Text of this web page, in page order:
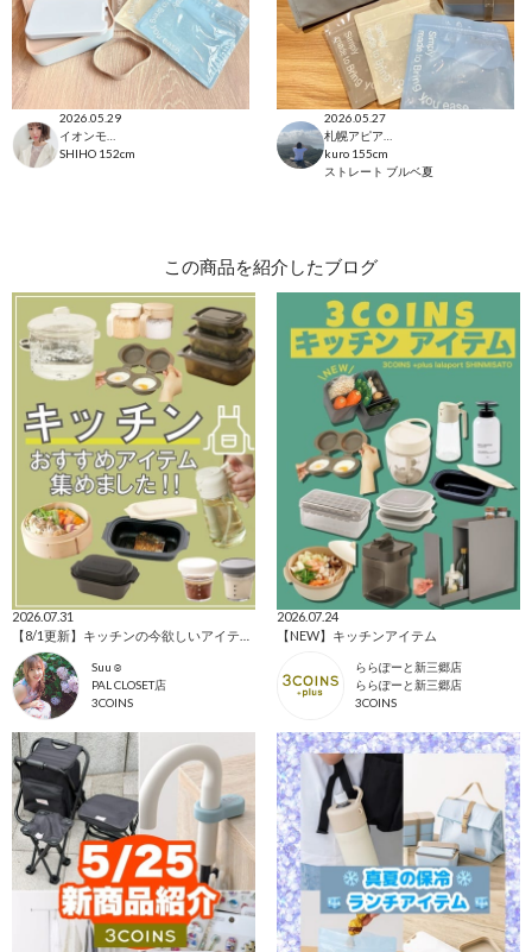
2026.05.29
SHIHO 152cm
2026.05.27
kuro 155cm
ストレート ブルベ夏
この商品を紹介したブログ
2026.07.31
Suu☺︎
PAL CLOSET店
3COINS
2026.07.24
【NEW】キッチンアイテム
ららぽーと新三郷店
ららぽーと新三郷店
3COINS